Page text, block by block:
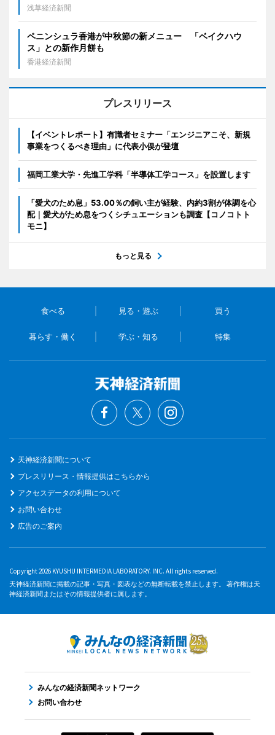
浅草経済新聞
ペニンシュラ香港が中秋節の新メニュー 「ベイクハウ
ス」との新作月餅も
香港経済新聞
プレスリリース
【イベントレポート】有識者セミナー「エンジニアこそ、新規
事業をつくるべき理由」に代表小俣が登壇
福岡工業大学・先進工学科「半導体工学コース」を設置します
「愛犬のため息」53.00％の飼い主が経験、内約3割が体調を心
配｜愛犬がため息をつくシチュエーションも調査【コノコトト
モニ】
もっと見る
食べる 見る・遊ぶ 買う
暮らす・働く 学ぶ・知る 特集
天神経済新聞について
プレスリリース・情報提供はこちらから
アクセスデータの利用について
お問い合わせ
広告のご案内
Copyright 2026 KYUSHU INTERMEDIA LABORATORY. INC. All rights reserved.
天神経済新聞に掲載の記事・写真・図表などの無断転載を禁止します。 著作権は天
神経済新聞またはその情報提供者に属します。
みんなの経済新聞ネットワーク
お問い合わせ